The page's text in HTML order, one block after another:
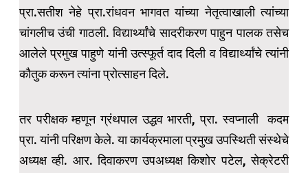
प्रा.सतीश नेहे प्रा.रांधवन भागवत यांच्या नेतृत्वाखाली त्यांच्या
चांगलीच उंची गाठली. विद्यार्थ्यांचे सादरीकरण पाहुन पालक तसेच
आलेले प्रमुख पाहुणे यांनी उत्स्फूर्त दाद दिली व विद्यार्थ्यांचे त्यांनी
कौतुक करून त्यांना प्रोत्साहन दिले.
तर परीक्षक म्हणून ग्रंथपाल उद्धव भारती, प्रा. स्वप्नाली कदम
प्रा. यांनी परिक्षण केले. या कार्यक्रमाला प्रमुख उपस्थिती संस्थेचे
अध्यक्ष व्ही. आर. दिवाकरण उपअध्यक्ष किशोर पटेल, सेक्रेटरी